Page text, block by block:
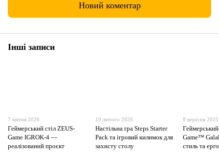
Новий коментар
Інші записи
7 квітня 2026
Геймерський стіл ZEUS-
Game IGROK-4 —
реалізований проєкт
10 лютого 2026
Настільна гра Steps Starter
Pack та ігровий килимок для
захисту столу
8 вересня 2025
Game™
стиль та